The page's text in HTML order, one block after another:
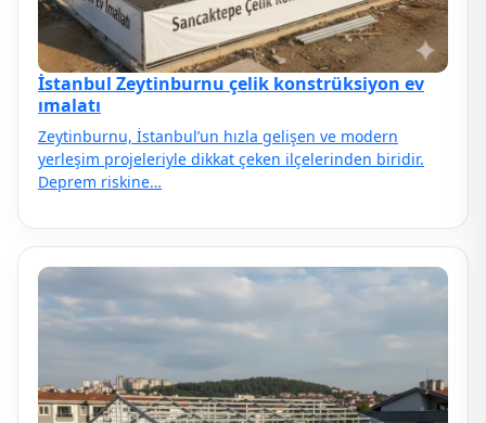
İstanbul Zeytinburnu çelik konstrüksiyon ev
ımalatı
Zeytinburnu, İstanbul’un hızla gelişen ve modern
yerleşim projeleriyle dikkat çeken ilçelerinden biridir.
Deprem riskine…